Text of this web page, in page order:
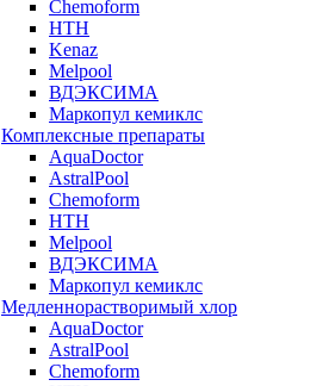
Chemoform
HTH
Kenaz
Melpool
ВДЭКСИМА
Маркопул кемиклс
Комплексные препараты
AquaDoctor
AstralPool
Chemoform
HTH
Melpool
ВДЭКСИМА
Маркопул кемиклс
Медленнорастворимый хлор
AquaDoctor
AstralPool
Chemoform